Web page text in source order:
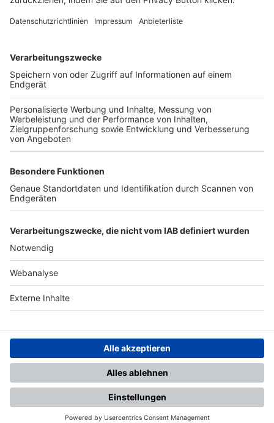
FOLGE DEM BFV
TOP-VEREINE
TOP-PARTNER
SFV DFB
Nutzungsbedingungen Datenschutz Impressum
Ihr Gerät wird möglicherweise
nicht vollständig unterstützt.
Für die beste Nutzung empfehlen
wir ein kompatibles Gerät oder
einen aktuellen Browser.